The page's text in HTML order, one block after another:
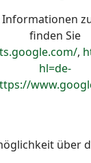
finden Sie
,
hl=de-
über